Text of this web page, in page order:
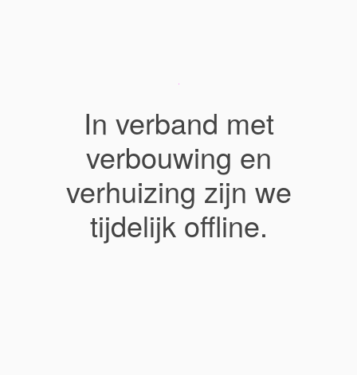
In verband met
verbouwing en
verhuizing zijn we
tijdelijk offline.